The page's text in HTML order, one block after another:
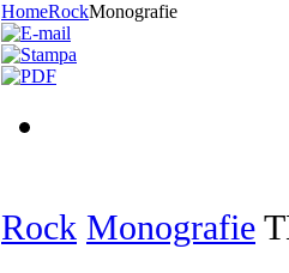
HomeRockMonografie
Rock Monografie